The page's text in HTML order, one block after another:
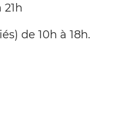
de 10h à 18h.